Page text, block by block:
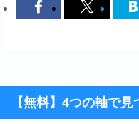
【無料】4つの軸で